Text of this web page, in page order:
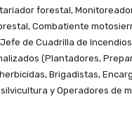
forestal,
Combatiente
de Cuadrilla de
(Plantadores,
Brigadistas,
y Operadores de